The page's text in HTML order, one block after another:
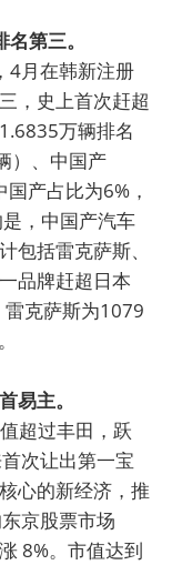
第三。
4月在韩新注册
，史上首次赶超
万辆排名
）、中国产
产占比为6%，
，中国产汽车
包括雷克萨斯、
品牌赶超日本
克萨斯为1079
易主。
超过丰田，跃
次让出第一宝
心的新经济，推
京股票市场
8%。市值达到